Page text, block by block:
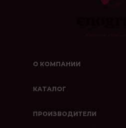
О КОМПАНИИ
КАТАЛОГ
ПРОИЗВОДИТЕЛИ